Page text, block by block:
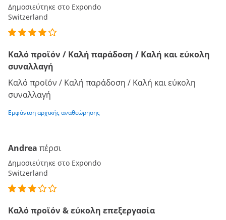
Δημοσιεύτηκε στο Expondo
Switzerland
Καλό προϊόν / Καλή παράδοση / Καλή και εύκολη
συναλλαγή
Καλό προϊόν / Καλή παράδοση / Καλή και εύκολη
συναλλαγή
Εμφάνιση αρχικής αναθεώρησης
Andrea πέρσι
Δημοσιεύτηκε στο Expondo
Switzerland
Καλό προϊόν & εύκολη επεξεργασία